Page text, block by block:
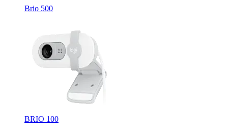
Brio 500
BRIO 100